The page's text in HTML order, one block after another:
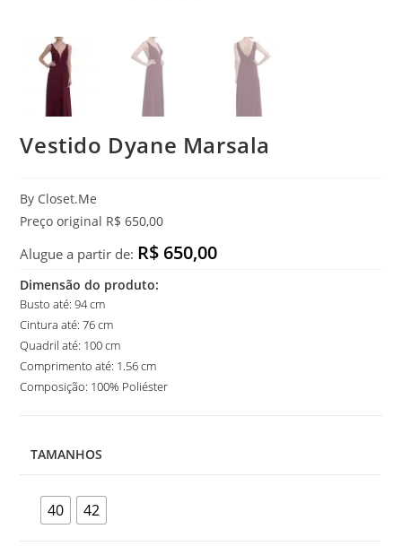
Vestido Dyane Marsala
By Closet.Me
Preço original R$ 650,00
Alugue a partir de: R$ 650,00
Dimensão do produto:
Busto até: 94 cm
Cintura até: 76 cm
Quadril até: 100 cm
Comprimento até: 1.56 cm
Composição: 100% Poliéster
TAMANHOS
40 42